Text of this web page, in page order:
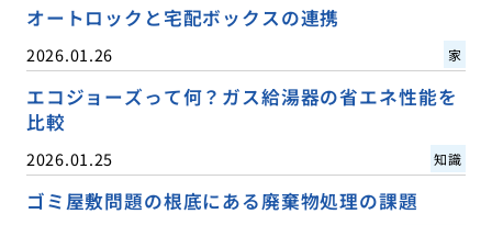
オートロックと宅配ボックスの連携
2026.01.26 家
エコジョーズって何？ガス給湯器の省エネ性能を
比較
2026.01.25 知識
ゴミ屋敷問題の根底にある廃棄物処理の課題